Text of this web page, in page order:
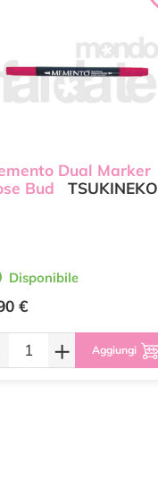
Dual Marker
Bud
TSUKINEKO
Disponibile
€
+ Aggiungi